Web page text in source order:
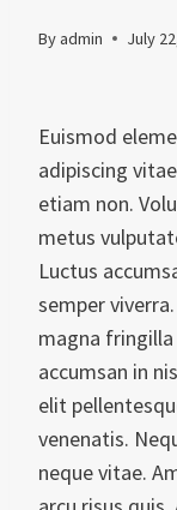
Byadmin July
Euismod
adipiscing
etiam non.
metus
Luctus
semper
magna
accumsan in
elit
venenatis.
neque vitae.